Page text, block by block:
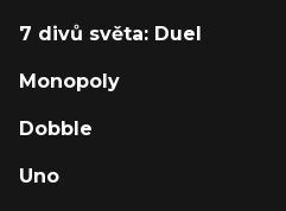
7 divů světa: Duel
Monopoly
Dobble
Uno